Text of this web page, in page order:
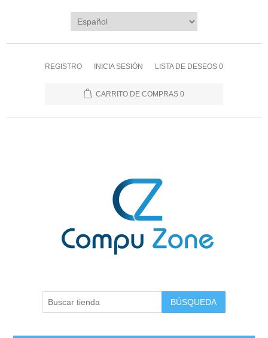
REGISTRO INICIA SESIÓN LISTA DE DESEOS 0
CARRITO DE COMPRAS 0
BÚSQUEDA